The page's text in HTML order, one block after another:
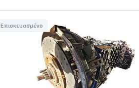
Επισκευασμένο